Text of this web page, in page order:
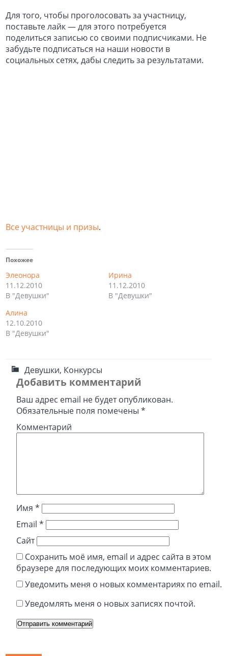
Для того, чтобы проголосовать за участницу,
поставьте лайк — для этого потребуется
поделиться записью со своими подписчиками. Не
забудьте подписаться на наши новости в
социальных сетях, дабы следить за результатами.
Все участницы и призы.
Похожее
Элеонора
11.12.2010
В "Девушки"
Ирина
11.12.2010
В "Девушки"
Алина
12.10.2010
В "Девушки"
Девушки, Конкурсы
Добавить комментарий
Ваш адрес email не будет опубликован.
Обязательные поля помечены*
Комментарий
Имя*
Email*
Сайт
Сохранить моё имя, email и адрес сайта в этом
браузере для последующих моих комментариев.
Уведомить меня о новых комментариях по email.
Уведомлять меня о новых записях почтой.